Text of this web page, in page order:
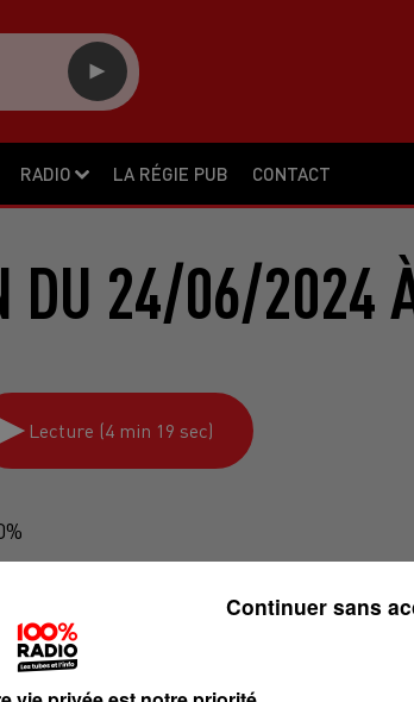
RADIO LA RÉGIE PUB CONTACT
DU 24/06/2024
Lecture (4 min 19 sec)
Continuer sans